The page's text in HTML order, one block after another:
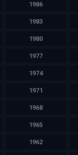
1986
1983
1980
1977
1974
1971
1968
1965
1962